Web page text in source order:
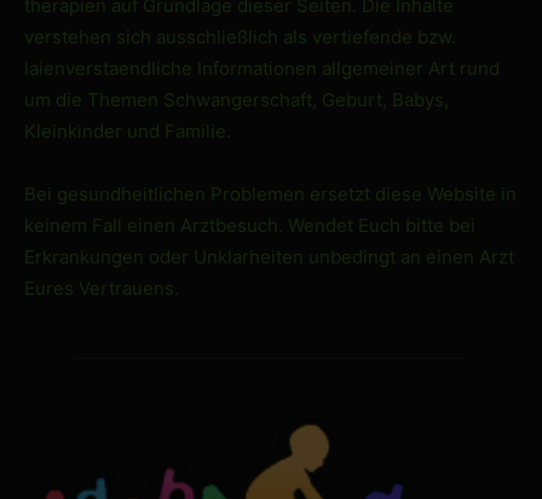
therapien auf Grundlage dieser Seiten. Die Inhalte
verstehen sich ausschließlich als vertiefende bzw.
laienverstaendliche Informationen allgemeiner Art rund
um die Themen Schwangerschaft, Geburt, Babys,
Kleinkinder und Familie.
Bei gesundheitlichen Problemen ersetzt diese Website in
keinem Fall einen Arztbesuch. Wendet Euch bitte bei
Erkrankungen oder Unklarheiten unbedingt an einen Arzt
Eures Vertrauens.